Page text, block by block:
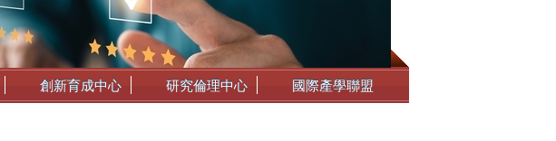
創新育成中心 研究倫理中心 國際產學聯盟